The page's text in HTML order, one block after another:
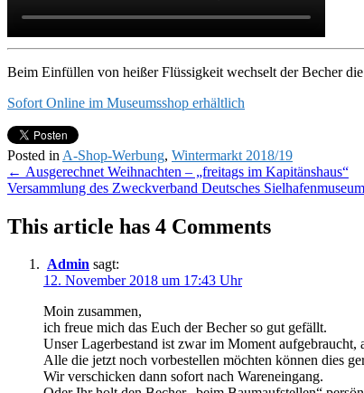
Beim Einfüllen von heißer Flüssigkeit wechselt der Becher
Sofort Online im Museumsshop erhältlich
Posted in A-Shop-Werbung, Wintermarkt 2018/19
Post
navigation
← Ausgerechnet Weihnachten – „freitags im Kapitänshaus“
Versammlung des Zweckverband Deutsches Sielhafenmuseum
This article has 4 Comments
Admin sagt:
12. November 2018 um 17:43 Uhr
Moin zusammen,
ich freue mich das Euch der Becher so gut gefällt.
Unser Lagerbestand ist zwar im Moment
Alle die jetzt noch vorbestellen möchten können dies
Wir verschicken dann sofort nach Wareneingang.